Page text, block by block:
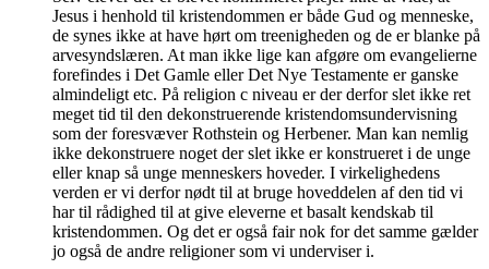
Jesus i henhold til kristendommen er både Gud og menneske,
de synes ikke at have hørt om treenigheden og de er blanke på
arvesyndslæren. At man ikke lige kan afgøre om evangelierne
forefindes i Det Gamle eller Det Nye Testamente er ganske
almindeligt etc. På religion c niveau er der derfor slet ikke ret
meget tid til den dekonstruerende kristendomsundervisning
som der foresvæver Rothstein og Herbener. Man kan nemlig
ikke dekonstruere noget der slet ikke er konstrueret i de unge
eller knap så unge menneskers hoveder. I virkelighedens
verden er vi derfor nødt til at bruge hoveddelen af den tid vi
har til rådighed til at give eleverne et basalt kendskab til
kristendommen. Og det er også fair nok for det samme gælder
jo også de andre religioner som vi underviser i.